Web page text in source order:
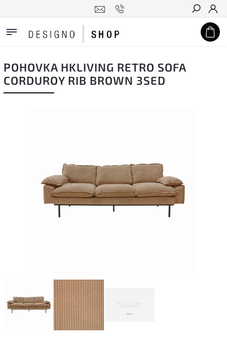
Hledat
POHOVKA HKLIVING RETRO SOFA
CORDUROY RIB BROWN 3SED